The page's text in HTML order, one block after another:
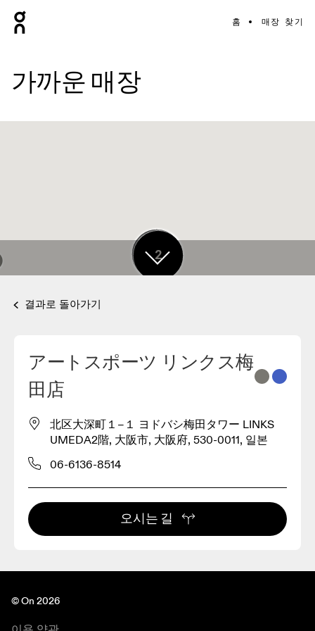
홈 매장 찾기
가까운 매장
17
2
결과로 돌아가기
アートスポーツ リンクス梅
田店
北区大深町１−１ ヨドバシ梅田タワー LINKS
UMEDA2階, 大阪市, 大阪府, 530-0011, 일본
06-6136-8514
오시는 길
© On 2026